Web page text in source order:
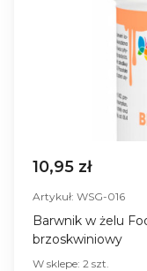
10,95 zł
Artykuł: WSG-016
Barwnik w żelu
brzoskwiniowy
W sklepe: 2 szt.